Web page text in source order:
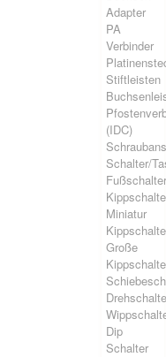
Adapter
PA
Verbinder
Stiftleisten
(IDC)
Schalter/
Miniatur
Große
Dip
Schalter